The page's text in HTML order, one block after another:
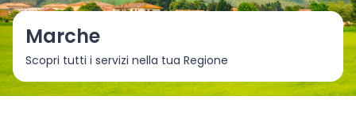
Marche
Scopri tutti i servizi nella tua Regione